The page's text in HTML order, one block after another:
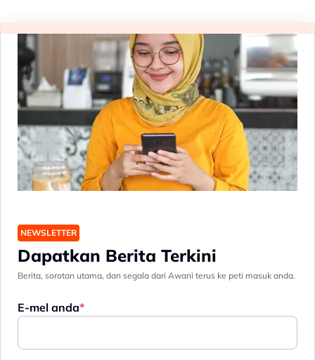
NEWSLETTER
Dapatkan Berita Terkini
Berita, sorotan utama, dan segala dari Awani terus ke peti masuk anda.
E-mel anda